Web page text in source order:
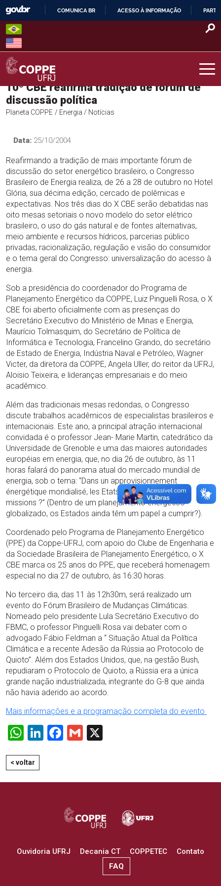
Skip
content
O
COMUNICA BR ACESSO À INFORMAÇÃO
COPPE – UFRJ
10º CBE reafirma tradição de fórum de
discussão política
Planeta COPPE / Energia / Notícias
Data: 25/10/2004
Reafirmando a tradição de mais importante fórum de
discussão do setor energético brasileiro, o Congresso
Brasileiro de Energia realiza, de 26 a 28 de outubro no Hotel
Glória, sua décima edição, cercado de polêmicas e
expectativas. Nos três dias do X CBE serão debatidas nas
oito mesas setoriais o novo modelo do setor elétrico
brasileiro, o uso do gás natural e de fontes alternativas,
meio ambiente e recursos hídricos, parcerias público
privadas, racionalização, regulação e visão do consumidor
e o tema geral do Congresso: universalização do acesso à
energia.
Sob a presidência do coordenador do Programa de
Planejamento Energético da COPPE, Luiz Pinguelli Rosa, o X
CBE foi aberto oficialmente com as presenças do
Secretário Executivo do Ministério de Minas e Energia,
Maurício Tolmasquim, do Secretário de Política de
Informática e Tecnologia, Francelino Grando, do secretário
de Estado de Energia, Indústria Naval e Petróleo, Wagner
Victer, da diretora da COPPE, Angela Uller, do reitor da UFRJ,
Aloisio Teixeira, e lideranças empresariais e do meio
acadêmico.
Além das tradicionais mesas redondas, o Congresso
discute trabalhos acadêmicos de especialistas brasileiros e
internacionais. Este ano, a principal atração internacional
convidada é o professor Jean- Marie Martin, catedrático da
Universidade de Grenoble e uma das maiores autoridades
européias em energia, que, no dia 26 de outubro, às 11
horas falará do panorama atual do mercado mundial de
energia, sob o tema: “Dans un approvisionnement
énergétique mondialisé, les Etats ont-ils encore des
missions ?” (Dentro de um planejamento energético
globalizado, os Estados ainda têm um papel a cumprir?).
Coordenado pelo Programa de Planejamento Energético
(PPE) da Coppe-UFRJ, com apoio do Clube de Engenharia e
da Sociedade Brasileira de Planejamento Energético, o X
CBE marca os 25 anos do PPE, que receberá homenagem
especial no dia 27 de outubro, às 16:30 horas.
No terceiro dia, das 11 às 12h30m, será realizado um
evento do Fórum Brasileiro de Mudanças Climáticas.
Nomeado pelo presidente Lula Secretário Executivo do
FBMC, o professor Pinguelli Rosa vai debater com o
advogado Fábio Feldman a “ Situação Atual da Política
Climática e a recente Adesão da Rússia ao Protocolo de
Quioto”. Além dos Estados Unidos, que, na gestão Bush,
repudiaram o Protocolo de Quioto, a Rússia era a única
grande nação industrializada, integrante do G-8 que ainda
não havia aderido ao acordo.
Mais informações e a programação completa do evento
WhatsApp
LinkedIn
Facebook
Gmail
< voltar
Ouvidoria UFRJ Decania CT COPPETEC
Contato
FAQ